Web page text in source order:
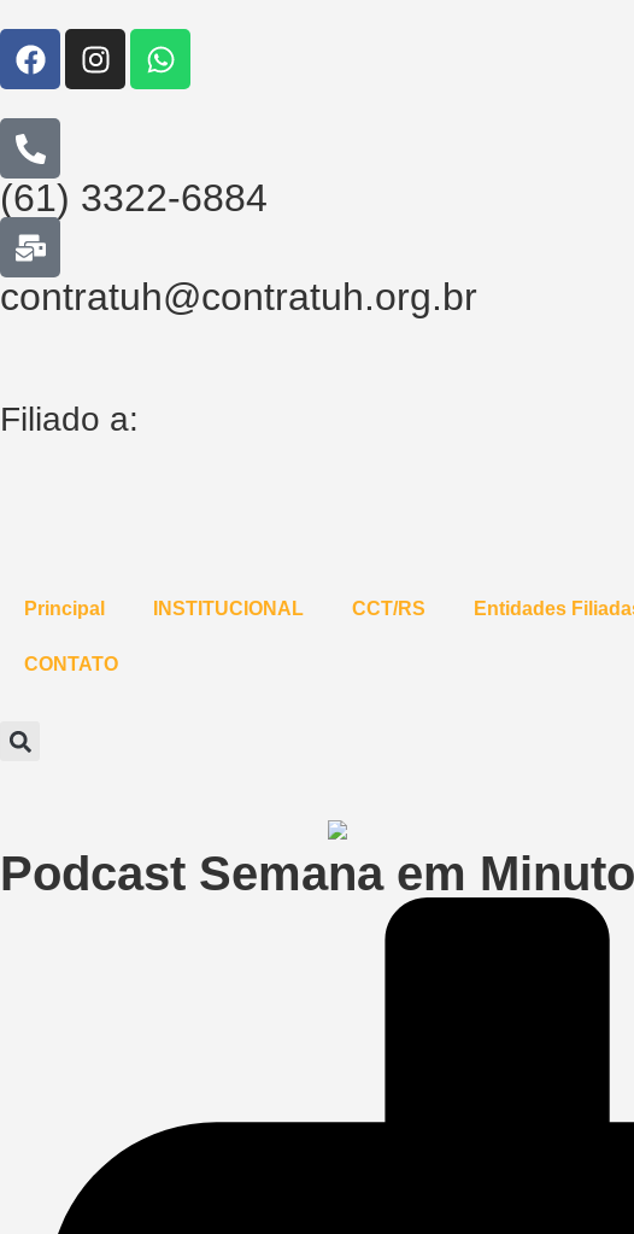
(61) 3322-6884
contratuh@contratuh.org.br
Filiado a:
Principal INSTITUCIONAL CCT/RS Entidades
CONTATO
Podcast Semana em